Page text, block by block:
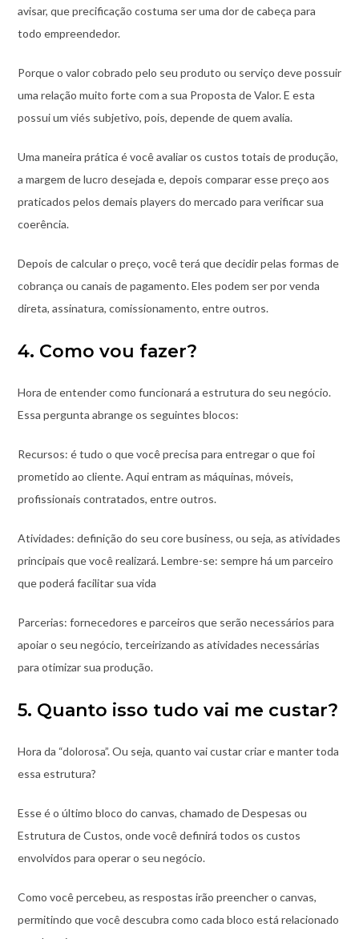
avisar, que precificação costuma ser uma dor de cabeça para
todo empreendedor.
Porque o valor cobrado pelo seu produto ou serviço deve possuir
uma relação muito forte com a sua Proposta de Valor. E esta
possui um viés subjetivo, pois, depende de quem avalia.
Uma maneira prática é você avaliar os custos totais de produção,
a margem de lucro desejada e, depois comparar esse preço aos
praticados pelos demais players do mercado para verificar sua
coerência.
Depois de calcular o preço, você terá que decidir pelas formas de
cobrança ou canais de pagamento. Eles podem ser por venda
direta, assinatura, comissionamento, entre outros.
4. Como vou fazer?
Hora de entender como funcionará a estrutura do seu negócio.
Essa pergunta abrange os seguintes blocos:
Recursos: é tudo o que você precisa para entregar o que foi
prometido ao cliente. Aqui entram as máquinas, móveis,
profissionais contratados, entre outros.
Atividades: definição do seu core business, ou seja, as atividades
principais que você realizará. Lembre-se: sempre há um parceiro
que poderá facilitar sua vida
Parcerias: fornecedores e parceiros que serão necessários para
apoiar o seu negócio, terceirizando as atividades necessárias
para otimizar sua produção.
5. Quanto isso tudo vai me custar?
Hora da “dolorosa”. Ou seja, quanto vai custar criar e manter toda
essa estrutura?
Esse é o último bloco do canvas, chamado de Despesas ou
Estrutura de Custos, onde você definirá todos os custos
envolvidos para operar o seu negócio.
Como você percebeu, as respostas irão preencher o canvas,
permitindo que você descubra como cada bloco está relacionado